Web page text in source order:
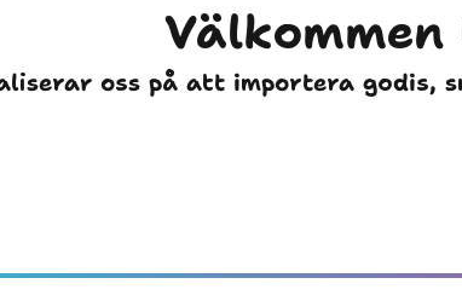
oss på att importera godis,